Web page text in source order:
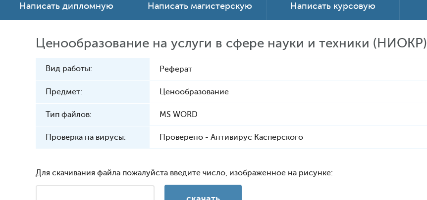
Написать дипломную Написать магистерскую Написать курсовую
Ценообразование на услуги в сфере науки и техники (НИОКР)
Вид работы: Реферат
Предмет: Ценообразование
Тип файлов: MS WORD
Проверка на вирусы: Проверено - Антивирус Касперского
Для скачивания файла пожалуйста введите число, изображенное на рисунке: